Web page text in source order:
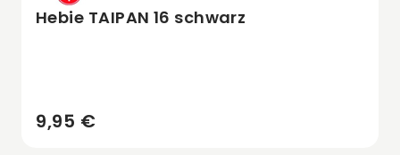
Hebie TAIPAN 16 schwarz
9,95 €